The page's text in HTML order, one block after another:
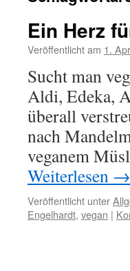
Ein Herz
Veröffentlicht am 1.
Sucht man
Aldi, Edeka,
überall
nach
veganem
Weiterlesen →
Veröffentlicht unter
Engelhardt, vegan |